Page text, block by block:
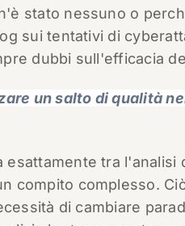
stato nessuno o
sui tentativi di
dubbi sull'efficacia
un salto di qualità
esattamente tra
compito complesso.
di cambiare